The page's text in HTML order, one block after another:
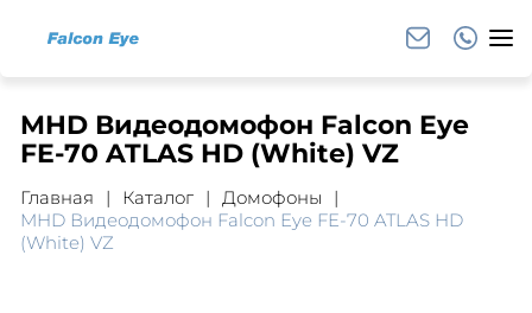
MHD Видеодомофон Falcon Eye
FE-70 ATLAS HD (White) VZ
Главная Каталог
Домофоны
MHD Видеодомофон Falcon Eye FE-70 ATLAS HD
(White) VZ